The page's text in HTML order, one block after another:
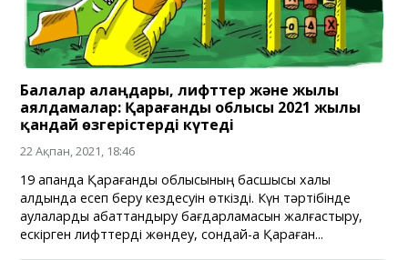
Балалар алаңдары, лифттер және жылы
аялдамалар: Қарағанды облысы 2021 жылы
қандай өзгерістерді күтеді
22 Ақпан, 2021, 18:46
19 ақпанда Қарағанды облысының басшысы халық
алдында есеп беру кездесуін өткізді. Күн тәртібінде
аулаларды абаттандыру бағдарламасын жалғастыру,
ескірген лифттерді жөндеу, сондай-ақ Қараған...